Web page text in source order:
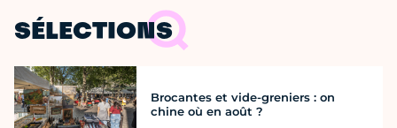
SÉLECTIONS
Brocantes et vide-greniers : on
chine où en août ?